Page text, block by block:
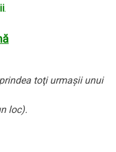
.
toţi urmaşii unui
loc).